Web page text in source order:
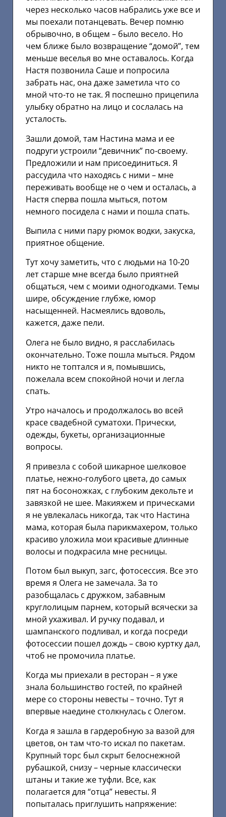
через несколько часов набрались уже все и
мы поехали потанцевать. Вечер помню
обрывочно, в общем – было весело. Но
чем ближе было возвращение “домой”, тем
меньше веселья во мне оставалось. Когда
Настя позвонила Саше и попросила
забрать нас, она даже заметила что со
мной что-то не так. Я поспешно прицепила
улыбку обратно на лицо и сослалась на
усталость.
Зашли домой, там Настина мама и ее
подруги устроили “девичник” по-своему.
Предложили и нам присоединиться. Я
рассудила что находясь с ними – мне
переживать вообще не о чем и осталась, а
Настя сперва пошла мыться, потом
немного посидела с нами и пошла спать.
Выпила с ними пару рюмок водки, закуска,
приятное общение.
Тут хочу заметить, что с людьми на 10-20
лет старше мне всегда было приятней
общаться, чем с моими одногодками. Темы
шире, обсуждение глубже, юмор
насыщенней. Насмеялись вдоволь,
кажется, даже пели.
Олега не было видно, я расслабилась
окончательно. Тоже пошла мыться. Рядом
никто не топтался и я, помывшись,
пожелала всем спокойной ночи и легла
спать.
Утро началось и продолжалось во всей
красе свадебной суматохи. Прически,
одежды, букеты, организационные
вопросы.
Я привезла с собой шикарное шелковое
платье, нежно-голубого цвета, до самых
пят на босоножках, с глубоким декольте и
завязкой не шее. Макияжем и прическами
я не увлекалась никогда, так что Настина
мама, которая была парикмахером, только
красиво уложила мои красивые длинные
волосы и подкрасила мне ресницы.
Потом был выкуп, загс, фотосессия. Все это
время я Олега не замечала. За то
разобщалась с дружком, забавным
круглолицым парнем, который всячески за
мной ухаживал. И ручку подавал, и
шампанского подливал, и когда посреди
фотосессии пошел дождь – свою куртку дал,
чтоб не промочила платье.
Когда мы приехали в ресторан – я уже
знала большинство гостей, по крайней
мере со стороны невесты – точно. Тут я
впервые наедине столкнулась с Олегом.
Когда я зашла в гардеробную за вазой для
цветов, он там что-то искал по пакетам.
Крупный торс был скрыт белоснежной
рубашкой, снизу – черные классически
штаны и такие же туфли. Все, как
полагается для “отца” невесты. Я
попыталась приглушить напряжение: